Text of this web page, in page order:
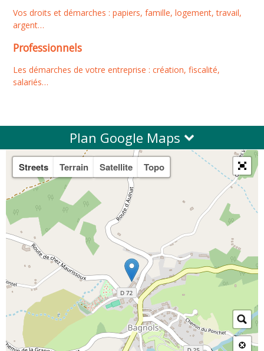
Vos droits et démarches : papiers, famille, logement, travail,
argent…
Professionnels
Les démarches de votre entreprise : création, fiscalité,
salariés…
Plan Google Maps
Streets Terrain Satellite Topo